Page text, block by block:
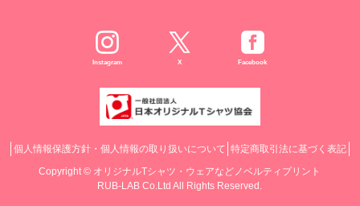
Instagram X Facebook
個人情報保護方針・個人情報の取り扱いについて 特定商取引法に基づく表記
Copyright © オリジナルTシャツ・ウェアなどノベルティプリント
RUB-LAB Co.Ltd All Rights Reserved.